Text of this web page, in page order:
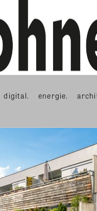
digital. energie.